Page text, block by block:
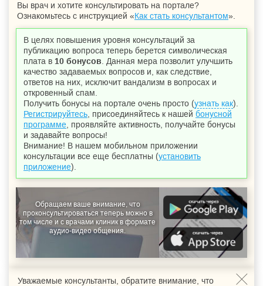
Вы врач и хотите консультировать на портале?
Ознакомьтесь с инструкцией «Как стать консультантом».
В целях повышения уровня консультаций за
публикацию вопроса теперь берется символическая
плата в 10 бонусов . Данная мера позволит улучшить
качество задаваемых вопросов и, как следствие,
ответов на них, исключит вандализм в вопросах и
откровенный спам.
Получить бонусы на портале очень просто (узнать как).
Регистрируйтесь , присоединяйтесь к нашей бонусной
программе , проявляйте активность, получайте бонусы
и задавайте вопросы!
Внимание! В нашем мобильном приложении
консультации все еще бесплатны (установить
приложение).
Обращаем ваше внимание, что
проконсультироваться теперь можно в
том числе и с врачами клиник в формате
аудио-видео общения.
Уважаемые консультанты, обратите внимание, что